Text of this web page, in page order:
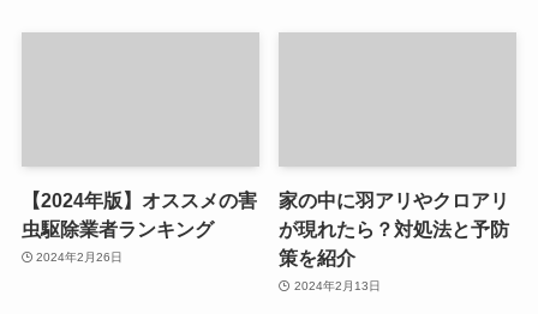
【2024年版】オススメの害
虫駆除業者ランキング
2024年2月26日
家の中に羽アリやクロアリ
が現れたら？対処法と予防
策を紹介
2024年2月13日